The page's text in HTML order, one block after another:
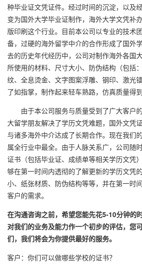
种毕业证文凭证件。经过时间的沉淀，以及
变为国外大学毕业证制作，海外大学文凭补
版印刷这个行业。目前本公司以专业的技术
备，过硬的海外留学中介的合作形成了国外
去的历史年代经历中，公司对制作海外各国
所使用的材料、尺寸大小、防伪结构（包括
纹、全息烫金、文字图案浮雕、钢印、激光
了如指掌，制作起来轻车熟路，仿真质量得
由于本公司服务与质量受到了广大客户
大留学朋友解决了学历文凭难题，国外文凭
与诸多海外中介达成了长期合作。现在我们
属全行业中最全。由于人脉关系广，公司随
证书（包括毕业证、成绩单等相关学历文凭
够在第一时间内透彻的了解更新的学历文凭
小、纸张材质、防伪结构等等，并在第一时
客户的需求。
在沟通咨询之前，希望您能先花5-10分钟的
对我们的业务及能力作一个初步的评估，您
们，我们将会为你提供最好的服务。
客户：你们可以做哪些学校的证书？